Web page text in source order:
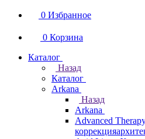
0 Избранное
0 Корзина
Каталог
Назад
Каталог
Arkana
Назад
Arkana
Advanced